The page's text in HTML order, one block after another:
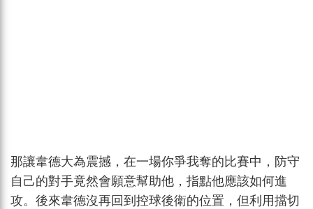
那讓韋德大為震撼，在一場你爭我奪的比賽中，防守
自己的對手竟然會願意幫助他，指點他應該如何進
攻。後來韋德沒再回到控球後衛的位置，但利用擋切